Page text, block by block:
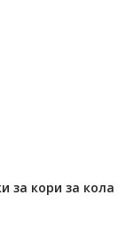
за кори за кола